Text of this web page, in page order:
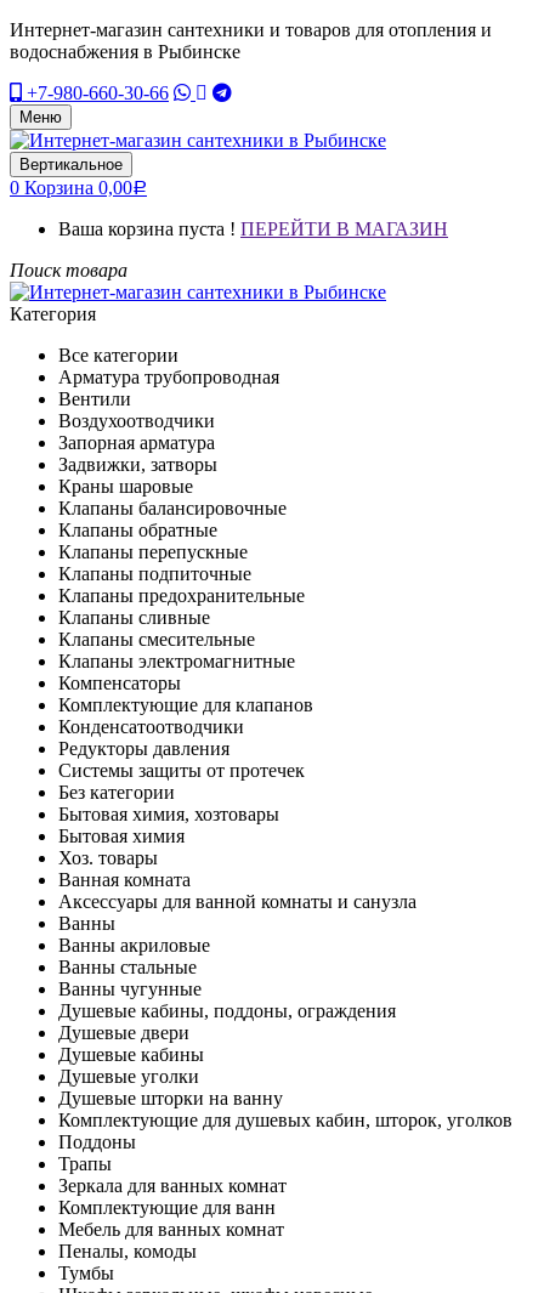
Интернет-магазин сантехники и товаров для отопления и
водоснабжения в Рыбинске
+7-980-660-30-66
Меню
Вертикальное
0 Корзина 0,00Р
Ваша корзина пуста ! ПЕРЕЙТИ В МАГАЗИН
Поиск товара
Категория
Все категории
Арматура трубопроводная
Вентили
Воздухоотводчики
Запорная арматура
Задвижки, затворы
Краны шаровые
Клапаны балансировочные
Клапаны обратные
Клапаны перепускные
Клапаны подпиточные
Клапаны предохранительные
Клапаны сливные
Клапаны смесительные
Клапаны электромагнитные
Компенсаторы
Комплектующие для клапанов
Конденсатоотводчики
Редукторы давления
Системы защиты от протечек
Без категории
Бытовая химия, хозтовары
Бытовая химия
Хоз. товары
Ванная комната
Аксессуары для ванной комнаты и санузла
Ванны
Ванны акриловые
Ванны стальные
Ванны чугунные
Душевые кабины, поддоны, ограждения
Душевые двери
Душевые кабины
Душевые уголки
Душевые шторки на ванну
Комплектующие для душевых кабин, шторок, уголков
Поддоны
Трапы
Зеркала для ванных комнат
Комплектующие для ванн
Мебель для ванных комнат
Пеналы, комоды
Тумбы